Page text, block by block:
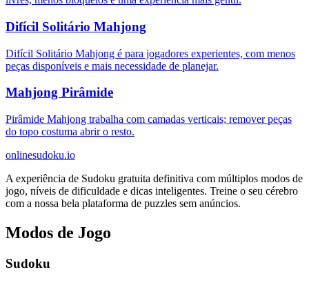
Difícil Solitário Mahjong
Difícil Solitário Mahjong é para jogadores experientes, com menos
peças disponíveis e mais necessidade de planejar.
Mahjong Pirâmide
Pirâmide Mahjong trabalha com camadas verticais; remover peças
do topo costuma abrir o resto.
onlinesudoku.io
A experiência de Sudoku gratuita definitiva com múltiplos modos de
jogo, níveis de dificuldade e dicas inteligentes. Treine o seu cérebro
com a nossa bela plataforma de puzzles sem anúncios.
Modos de Jogo
Sudoku